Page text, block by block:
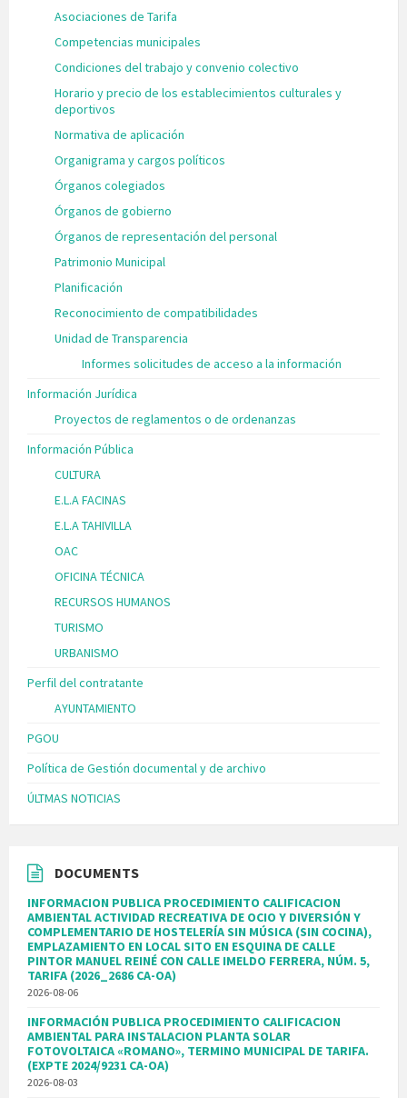
Asociaciones de Tarifa
Competencias municipales
Condiciones del trabajo y convenio colectivo
Horario y precio de los establecimientos culturales y
deportivos
Normativa de aplicación
Organigrama y cargos políticos
Órganos colegiados
Órganos de gobierno
Órganos de representación del personal
Patrimonio Municipal
Planificación
Reconocimiento de compatibilidades
Unidad de Transparencia
Informes solicitudes de acceso a la información
Información Jurídica
Proyectos de reglamentos o de ordenanzas
Información Pública
CULTURA
E.L.A FACINAS
E.L.A TAHIVILLA
OAC
OFICINA TÉCNICA
RECURSOS HUMANOS
TURISMO
URBANISMO
Perfil del contratante
AYUNTAMIENTO
PGOU
Política de Gestión documental y de archivo
ÚLTMAS NOTICIAS
DOCUMENTS
INFORMACION PUBLICA PROCEDIMIENTO CALIFICACION
AMBIENTAL ACTIVIDAD RECREATIVA DE OCIO Y DIVERSIÓN Y
COMPLEMENTARIO DE HOSTELERÍA SIN MÚSICA (SIN COCINA),
EMPLAZAMIENTO EN LOCAL SITO EN ESQUINA DE CALLE
PINTOR MANUEL REINÉ CON CALLE IMELDO FERRERA, NÚM. 5,
TARIFA (2026_2686 CA-OA)
2026-08-06
INFORMACIÓN PUBLICA PROCEDIMIENTO CALIFICACION
AMBIENTAL PARA INSTALACION PLANTA SOLAR
FOTOVOLTAICA «ROMANO», TERMINO MUNICIPAL DE TARIFA.
(EXPTE 2024/9231 CA-OA)
2026-08-03